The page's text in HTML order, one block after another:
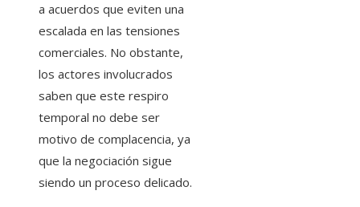
a acuerdos que eviten una
escalada en las tensiones
comerciales. No obstante,
los actores involucrados
saben que este respiro
temporal no debe ser
motivo de complacencia, ya
que la negociación sigue
siendo un proceso delicado.